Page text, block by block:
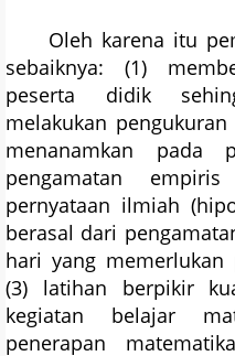
Oleh karena itu
sebaiknya: (1)
peserta didik
melakukan
menanamkan pada
pengamatan
pernyataan ilmiah
berasal dari
hari yang memerlukan
(3) latihan berpikir
kegiatan belajar
penerapan